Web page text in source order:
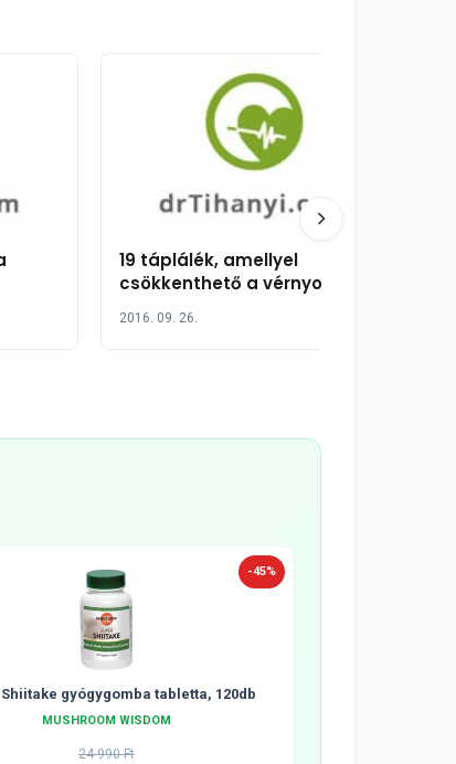
19 táplálék, amellyel
csökkenthető a vérnyomás
2016. 09. 26.
-45%
gyógygomba tabletta, 120db
MUSHROOM WISDOM
24 990 Ft